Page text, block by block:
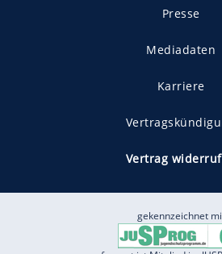
Presse
Mediadaten
Karriere
Vertrag
gekennzeichnet